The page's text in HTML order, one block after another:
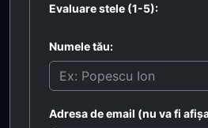
Evaluare stele (1-5):
Numele tău:
Adresa de email (nu va fi